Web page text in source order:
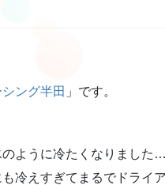
ング半田 」です。
ように冷たくなりました…
冷えすぎてまるでドライ